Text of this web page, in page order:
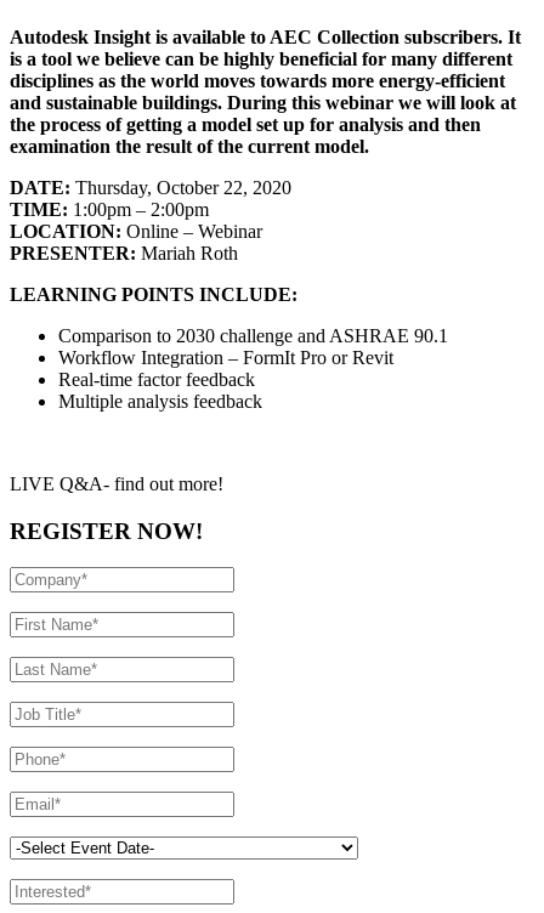
Autodesk Insight is available to AEC Collection subscribers. It
is a tool we believe can be highly beneficial for many different
disciplines as the world moves towards more energy-efficient
and sustainable buildings. During this webinar we will look at
the process of getting a model set up for analysis and then
examination the result of the current model.
DATE: Thursday, October 22, 2020
TIME: 1:00pm – 2:00pm
LOCATION: Online – Webinar
PRESENTER: Mariah Roth
LEARNING POINTS INCLUDE:
Comparison to 2030 challenge and ASHRAE 90.1
Workflow Integration – FormIt Pro or Revit
Real-time factor feedback
Multiple analysis feedback
LIVE Q&A- find out more!
REGISTER NOW!